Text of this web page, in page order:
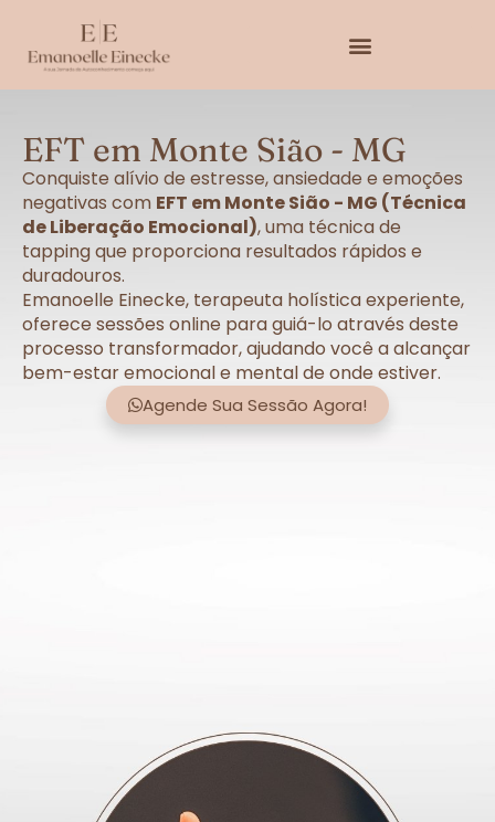
EFT em Monte Sião - MG
Conquiste alívio de estresse, ansiedade e emoções
negativas com EFT em Monte Sião - MG (Técnica
de Liberação Emocional), uma técnica de
tapping que proporciona resultados rápidos e
duradouros.
Emanoelle Einecke, terapeuta holística experiente,
oferece sessões online para guiá-lo através deste
processo transformador, ajudando você a alcançar
bem-estar emocional e mental de onde estiver.
Agende Sua Sessão Agora!